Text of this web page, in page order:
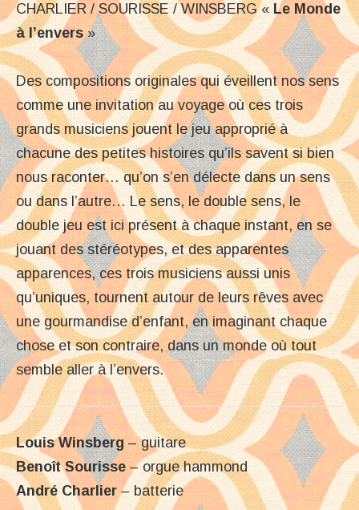
CHARLIER / SOURISSE / WINSBERG « Le Monde
à l’envers»
Des compositions originales qui éveillent nos sens
comme une invitation au voyage où ces trois
grands musiciens jouent le jeu approprié à
chacune des petites histoires qu’ils savent si bien
nous raconter… qu’on s’en délecte dans un sens
ou dans l’autre… Le sens, le double sens, le
double jeu est ici présent à chaque instant, en se
jouant des stéréotypes, et des apparentes
apparences, ces trois musiciens aussi unis
qu’uniques, tournent autour de leurs rêves avec
une gourmandise d’enfant, en imaginant chaque
chose et son contraire, dans un monde où tout
semble aller à l’envers.
Louis Winsberg – guitare
Benoît Sourisse– orgue hammond
André Charlier– batterie